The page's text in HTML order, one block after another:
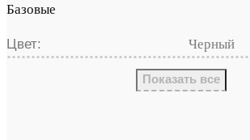
Базовые
Цвет: Черный
Показать все